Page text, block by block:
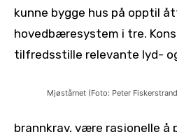
kunne bygge hus på opptil
hovedbæresystem i tre.
tilfredsstille relevante lyd-
Mjøstårnet (Foto: Peter
brannkrav, være rasjonelle å